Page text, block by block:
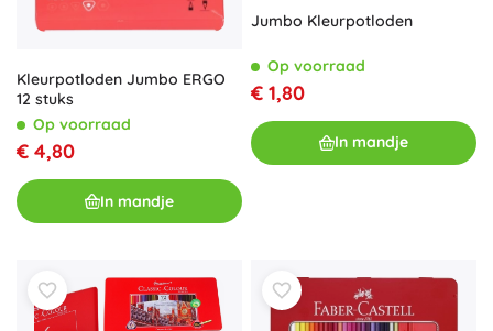
Kleurpotloden Jumbo ERGO
12 stuks
Op voorraad
€ 4,80
In mandje
Jumbo Kleurpotloden
Op voorraad
€ 1,80
In mandje